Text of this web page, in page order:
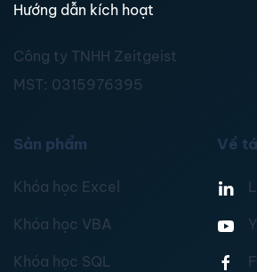
Hướng dẫn kích hoạt
Công ty TNHH Zeitgeist
MST: 0315976395
Sản phẩm
Khóa học Excel
Khóa học VBA
Khóa học SQL
Về